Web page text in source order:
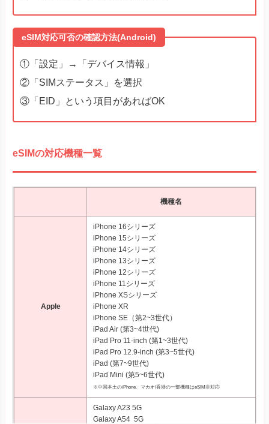
eSIM対応可否の確認方法(Android)
①「設定」→「デバイス情報」
②「SIMステータス」を選択
③「EID」という項目があればOK
eSIMの対応機種一覧
機種名
Apple
iPhone 16シリーズ
iPhone 15シリーズ
iPhone 14シリーズ
iPhone 13シリーズ
iPhone 12シリーズ
iPhone 11シリーズ
iPhone XSシリーズ
iPhone XR
iPhone SE（第2~3世代）
iPad Air (第3~4世代)
iPad Pro 11‑inch (第1~3世代)
iPad Pro 12.9‑inch (第3~5世代)
iPad (第7~9世代)
iPad Mini (第5~6世代)
※中国本土のiPhone、マカオ/香港の一部機種はeSIM非対応
Galaxy A23 5G
Galaxy A54 5G